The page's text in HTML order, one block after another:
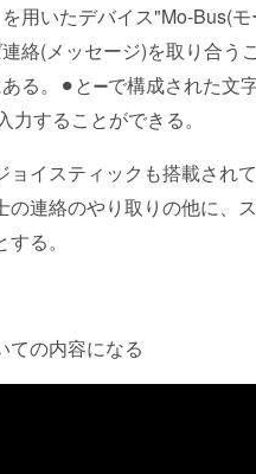
用いたデバイス"Mo-Bus(
絡(メッセージ)を取り合う
る。⚫︎と➖で構成された文
することができる。
イスティックも搭載され
連絡のやり取りの他に、
る。
ての内容になる